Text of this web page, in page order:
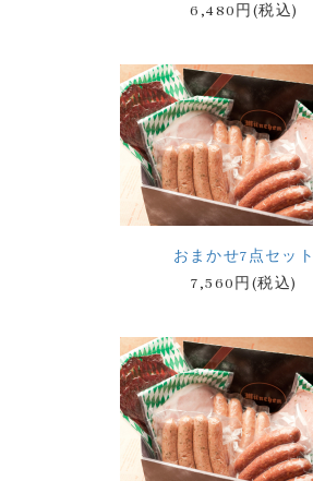
6,480円(税込)
おまかせ7点セット
7,560円(税込)